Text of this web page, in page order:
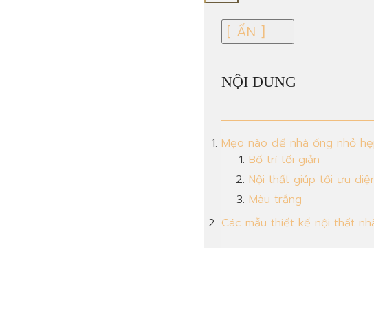
NỘI DUNG
Mẹo nào để nhà ống nhỏ
Bố trí tối giản
Nội thất giúp tối ưu
Màu trắng
Các mẫu thiết kế nội thất